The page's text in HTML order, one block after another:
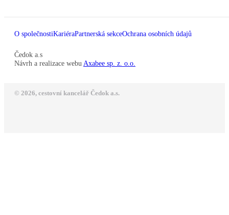
O společnostiKariéraPartnerská sekceOchrana osobních údajů
Čedok a.s
Návrh a realizace webu Axabee sp. z. o.o.
© 2026, cestovní kancelář Čedok a.s.